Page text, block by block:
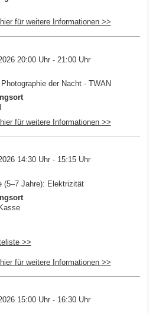
für weitere Informationen >>
20:00 Uhr - 21:00 Uhr
der Nacht - TWAN
für weitere Informationen >>
14:30 Uhr - 15:15 Uhr
(5–7 Jahre): Elektrizität
>>
für weitere Informationen >>
15:00 Uhr - 16:30 Uhr